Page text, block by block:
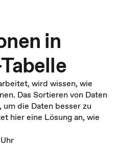
in
wird wissen, wie
Das Sortieren von Daten
die Daten besser zu
hier eine Lösung an, wie